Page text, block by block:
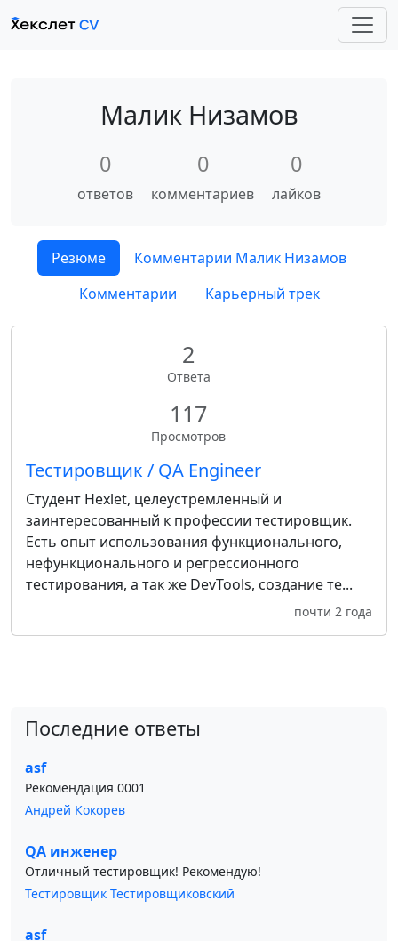
Малик Низамов
0
ответов
0
комментариев
0
лайков
Резюме
Комментарии Малик Низамов
Комментарии
Карьерный трек
2
Ответа
117
Просмотров
Тестировщик / QA Engineer
Студент Hexlet, целеустремленный и
заинтересованный к профессии тестировщик.
Есть опыт использования функционального,
нефункционального и регрессионного
тестирования, а так же DevTools, создание те...
почти 2 года
Последние ответы
asf
Рекомендация 0001
Андрей Кокорев
QA инженер
Отличный тестировщик! Рекомендую!
Тестировщик Тестировщиковский
asf